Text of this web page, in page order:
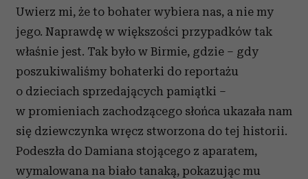
Uwierz mi, że to bohater wybiera nas, a nie my
jego. Naprawdę w większości przypadków tak
właśnie jest. Tak było w Birmie, gdzie – gdy
poszukiwaliśmy bohaterki do reportażu
o dzieciach sprzedających pamiątki –
w promieniach zachodzącego słońca ukazała nam
się dziewczynka wręcz stworzona do tej historii.
Podeszła do Damiana stojącego z aparatem,
wymalowana na biało tanaką, pokazując mu